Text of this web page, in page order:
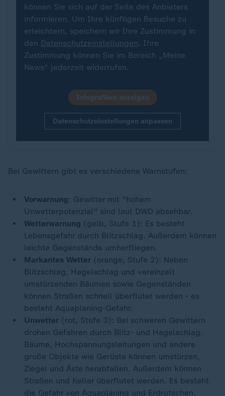
können Sie sich auf der Seite des Anbieters
informieren. Um Ihre künftigen Besuche zu
erleichtern, speichern wir Ihre Zustimmung in
den Datenschutzeinstellungen. Ihre
Zustimmung können Sie im Bereich „Meine
News“ jederzeit widerrufen.
Infografiken anzeigen
Datenschutzeinstellungen anpassen
Bei Gewittern gibt es verschiedene Warnstufen:
Vorwarnung: Gewitter mit "hohem
Unwetterpotenzial" sind laut DWD absehbar.
Wetterwarnung (gelb, Stufe 1): Es besteht
Lebensgefahr durch Blitzschlag. Außerdem können
leichte Gegenstände umherfliegen.
Markantes Wetter (orange, Stufe 2): Neben
Blitzschlag, Hagelschlag und vereinzelt
umstürzenden Bäumen sowie Gegenständen
können Straßen schnell überflutet werden - es
besteht Aquaplaning-Gefahr.
Unwetter (rot, Stufe 3): Bei schweren Gewittern
drohen Gefahren durch Blitz- und Hagelschlag.
Bäume, Hochspannungsleitungen und andere
große Objekte wie Gerüste können umstürzen,
Ziegel und Äste herabfallen. Außerdem können
Straßen und Keller überflutet werden. Es besteht
die Gefahr von Aquaplaning und Erdrutschen.